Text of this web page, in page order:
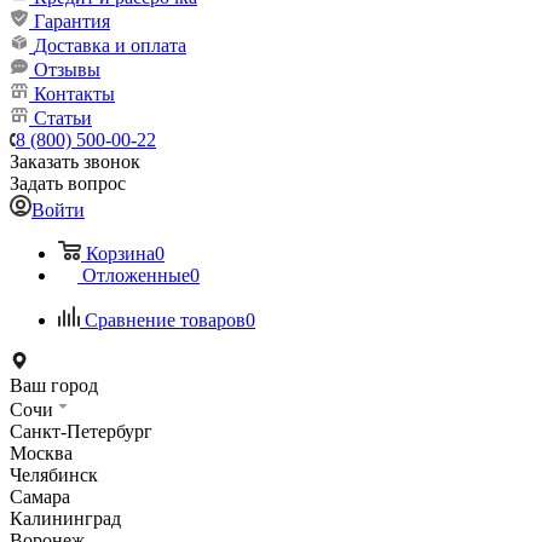
Гарантия
Доставка и оплата
Отзывы
Контакты
Статьи
8 (800) 500-00-22
Заказать звонок
Задать вопрос
Войти
Корзина0
Отложенные0
Сравнение товаров0
Ваш город
Сочи
Санкт-Петербург
Москва
Челябинск
Самара
Калининград